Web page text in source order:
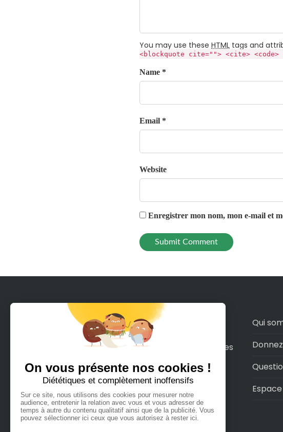
You may use these HTML tags and
<blockquote cite=""> <cite>
Name *
Email *
Website
Enregistrer mon nom, mon e-mail et
Avec Rodeeo, louez en quelques clics tous les
vous pouvez imaginer.
Français Español
Qui